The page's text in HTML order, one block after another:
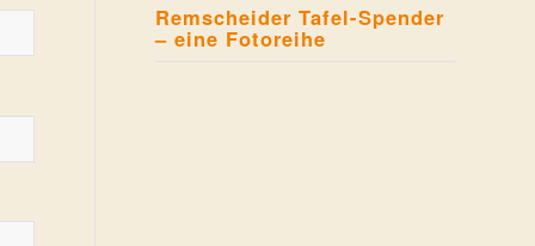
Remscheider Tafel-Spender
– eine Fotoreihe